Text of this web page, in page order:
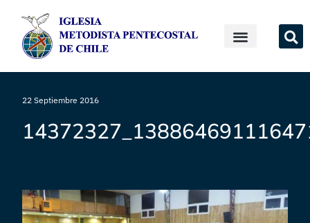
22 Septiembre 2016